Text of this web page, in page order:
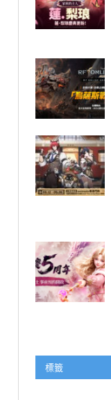
標籤